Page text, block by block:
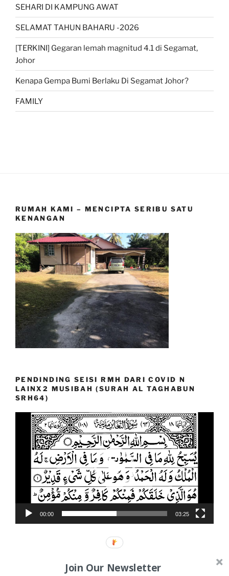
SEHARI DI KAMPUNG AWAT
SELAMAT TAHUN BAHARU -2026
[TERKINI] Gegaran lemah magnitud 4.1 di Segamat,
Johor
Kenapa Gempa Bumi Berlaku Di Segamat Johor?
FAMILY
RUMAH KAMI – MENCIPTA SERIBU SATU
KENANGAN
PENDINDING SEISI RMH DARI COVID N
LAINX2 MUSIBAH (SURAH AL TAGHABUN
SRH64)
Video
Player
00:00 03:25
Join Our Newsletter